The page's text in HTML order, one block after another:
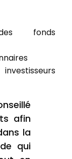
fonds
afin
la
qui